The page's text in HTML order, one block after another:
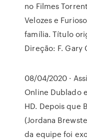
no Filmes
Velozes e
família. Título
Direção: F. Gary
08/04/2020 ·
Online Dublado
HD. Depois que
(Jordana
da equipe foi